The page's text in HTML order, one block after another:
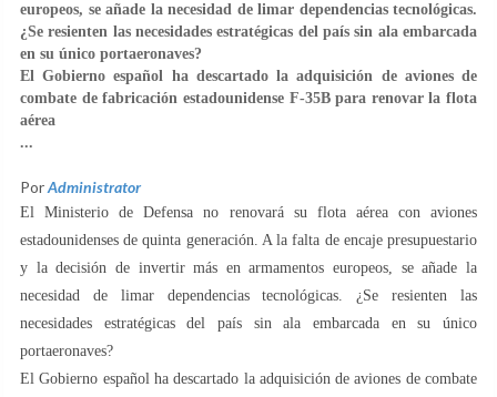
europeos, se añade la necesidad de limar dependencias tecnológicas.
¿Se resienten las necesidades estratégicas del país sin ala embarcada
en su único portaeronaves?
El Gobierno español ha descartado la adquisición de aviones de
combate de fabricación estadounidense F-35B para renovar la flota
aérea
...
PorAdministrator
El Ministerio de Defensa no renovará su flota aérea con aviones
estadounidenses de quinta generación. A la falta de encaje presupuestario
y la decisión de invertir más en armamentos europeos, se añade la
necesidad de limar dependencias tecnológicas. ¿Se resienten las
necesidades estratégicas del país sin ala embarcada en su único
portaeronaves?
El Gobierno español ha descartado la adquisición de aviones de combate